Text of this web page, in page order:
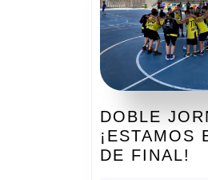
DOBLE
¡ESTAMOS
DE FINAL!